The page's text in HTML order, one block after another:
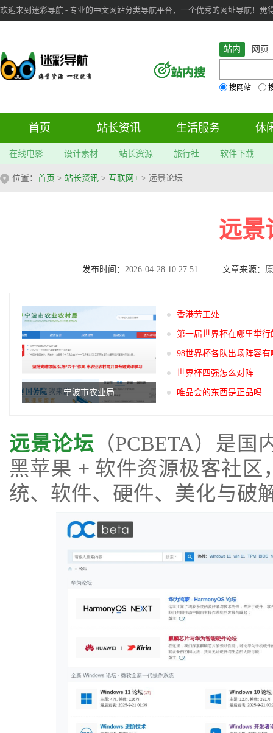
欢迎来到迷彩导航 - 专业的中文网站分类导航平台，一个优秀的网址导航！觉
站内 网页
搜网站
首页 站长资讯 生活服务 休
在线电影 设计素材 站长资源 旅行社 软件下载
位置： 首页 > 站长资讯 > 互联网+ > 远景论坛
远景
发布时间： 2026-04-28 10:27:51 文章来源：
宁波市农业局
香港劳工处
第一届世界杯在哪里举行
98世界杯各队出场阵容有
世界杯四强怎么对阵
唯品会的东西是正品吗
远景论坛 （PCBETA）是
黑苹果 + 软件资源极客社区
统、软件、硬件、美化与破